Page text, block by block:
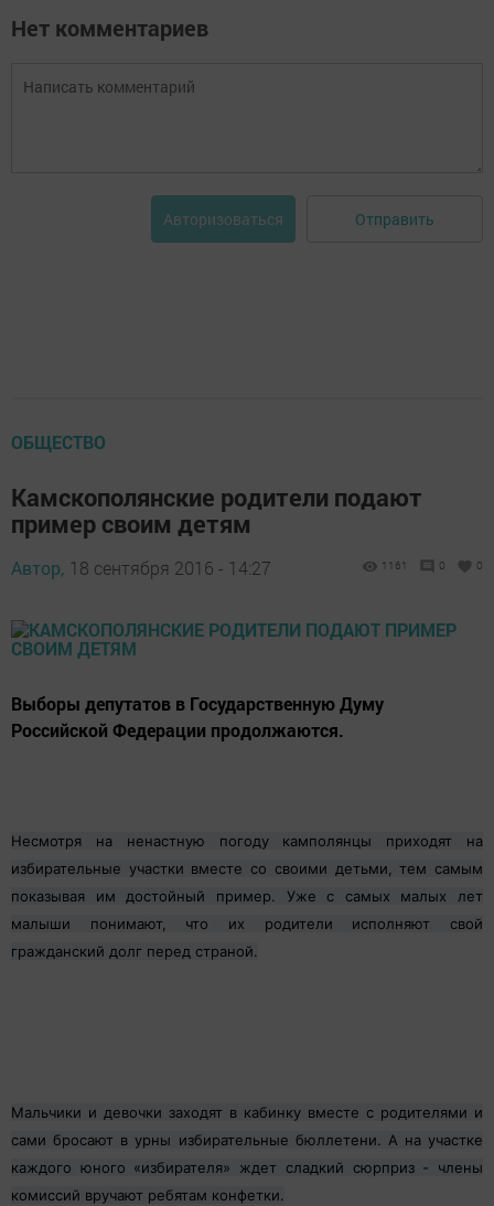
Нет комментариев
Авторизоваться Отправить
ОБЩЕСТВО
Камскополянские родители подают
пример своим детям
Автор, 18 сентября 2016 - 14:27 1161 0 0
Выборы депутатов в Государственную Думу
Российской Федерации продолжаются.
Несмотря на ненастную погоду камполянцы приходят на
избирательные участки вместе со своими детьми, тем самым
показывая им достойный пример. Уже с самых малых лет
малыши понимают, что их родители исполняют свой
гражданский долг перед страной.
Мальчики и девочки заходят в кабинку вместе с родителями и
сами бросают в урны избирательные бюллетени. А на участке
каждого юного «избирателя» ждет сладкий сюрприз - члены
комиссий вручают ребятам конфетки.